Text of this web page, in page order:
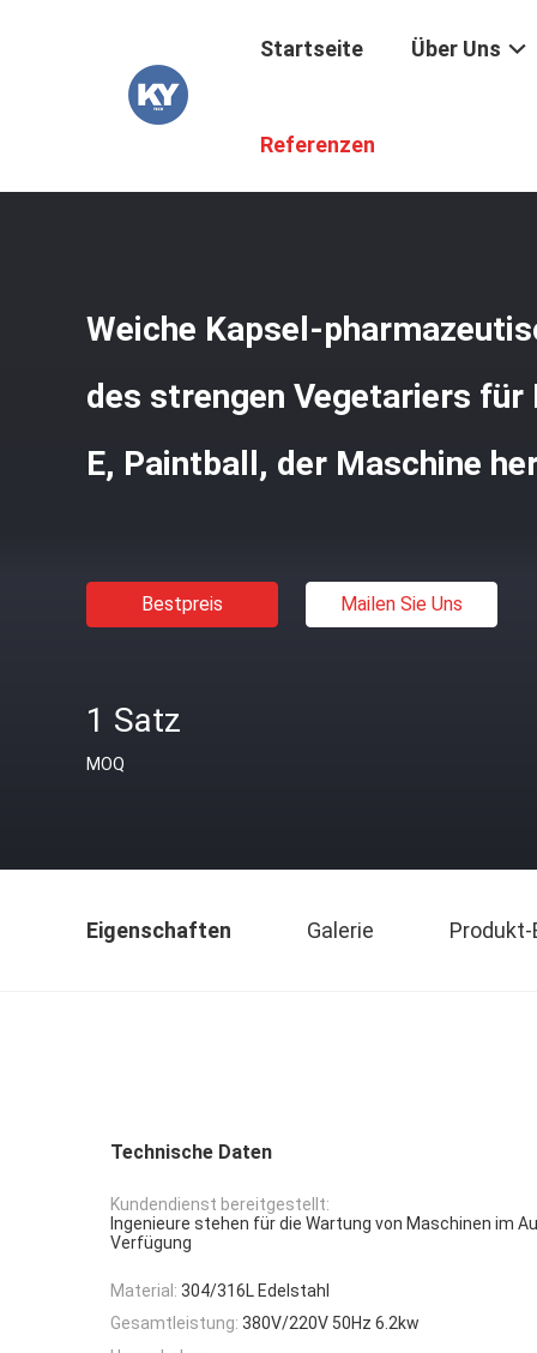
Startseite Über Uns
Referenzen
Startseite
Weiche Kapsel-
des strengen Vegetariers für
E, Paintball, der Maschine
Bestpreis Mailen Sie Uns
1 Satz
MOQ
Eigenschaften Galerie
Technische Daten
Kundendienst bereitgestellt:
Ingenieure stehen für die Wartung von Maschinen im
Verfügung
Material: 304/316L Edelstahl
Gesamtleistung: 380V/220V 50Hz 6.2kw